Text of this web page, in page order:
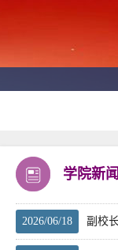
学院新闻
2026/06/18 副校